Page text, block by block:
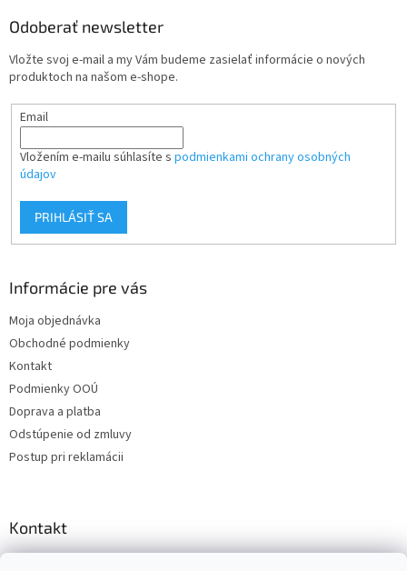
Odoberať newsletter
Vložte svoj e-mail a my Vám budeme zasielať informácie o nových
produktoch na našom e-shope.
Email
Vložením e-mailu súhlasíte s podmienkami ochrany osobných
údajov
PRIHLÁSIŤ SA
Informácie pre vás
Moja objednávka
Obchodné podmienky
Kontakt
Podmienky OOÚ
Doprava a platba
Odstúpenie od zmluvy
Postup pri reklamácii
Kontakt